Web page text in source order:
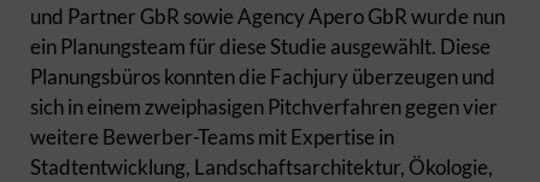
und Partner GbR sowie Agency Apero GbR wurde nun
ein Planungsteam für diese Studie ausgewählt. Diese
Planungsbüros konnten die Fachjury überzeugen und
sich in einem zweiphasigen Pitchverfahren gegen vier
weitere Bewerber-Teams mit Expertise in
Stadtentwicklung, Landschaftsarchitektur, Ökologie,